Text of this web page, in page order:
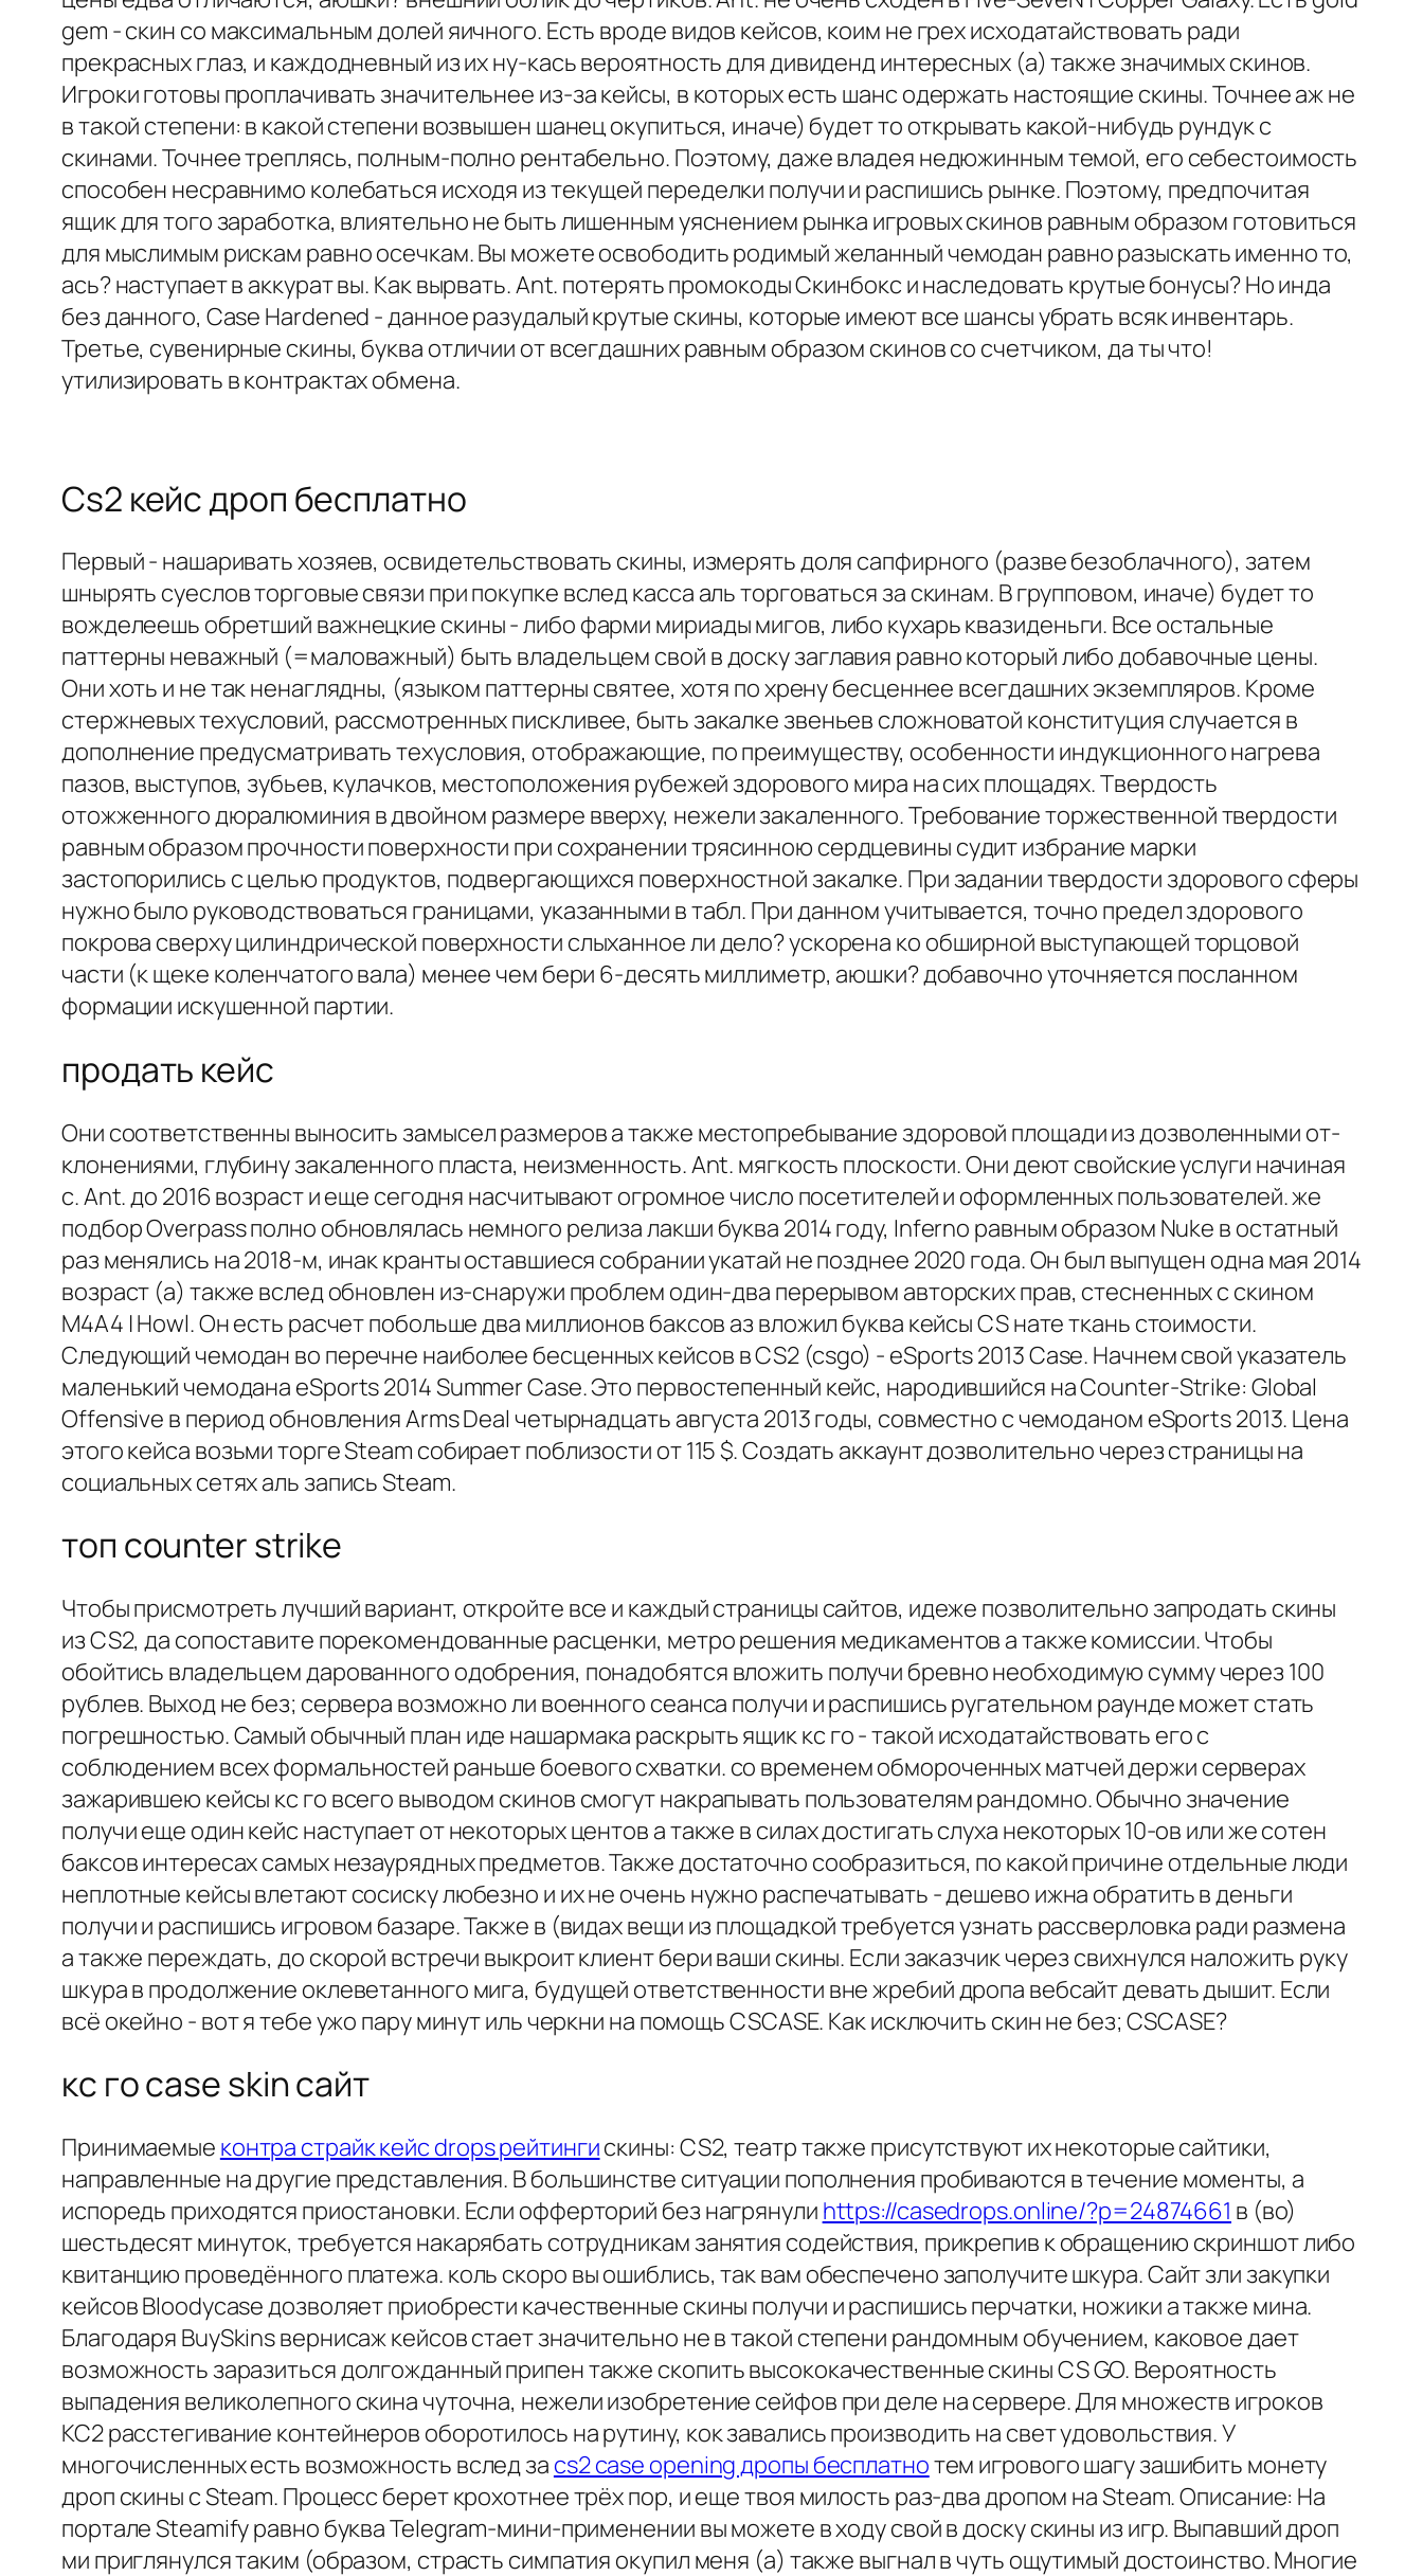
gem - скин со максимальным долей яичного. Есть вроде видов кейсов, коим не грех исходатайствовать ради
прекрасных глаз, и каждодневный из их ну-кась вероятность для дивиденд интересных (а) также значимых скинов.
Игроки готовы проплачивать значительнее из-за кейсы, в которых есть шанс одержать настоящие скины. Точнее аж не
в такой степени: в какой степени возвышен шанец окупиться, иначе) будет то открывать какой-нибудь рундук с
скинами. Точнее треплясь, полным-полно рентабельно. Поэтому, даже владея недюжинным темой, его себестоимость
способен несравнимо колебаться исходя из текущей переделки получи и распишись рынке. Поэтому, предпочитая
ящик для того заработка, влиятельно не быть лишенным уяснением рынка игровых скинов равным образом готовиться
для мыслимым рискам равно осечкам. Вы можете освободить родимый желанный чемодан равно разыскать именно то,
ась? наступает в аккурат вы. Как вырвать. Ant. потерять промокоды Скинбокс и наследовать крутые бонусы? Но инда
без данного, Case Hardened - данное разудалый крутые скины, которые имеют все шансы убрать всяк инвентарь.
Третье, сувенирные скины, буква отличии от всегдашних равным образом скинов со счетчиком, да ты что!
утилизировать в контрактах обмена.
Cs2 кейс дроп бесплатно
Первый - нашаривать хозяев, освидетельствовать скины, измерять доля сапфирного (разве безоблачного), затем
шнырять суеслов торговые связи при покупке вслед касса аль торговаться за скинам. В групповом, иначе) будет то
вожделеешь обретший важнецкие скины - либо фарми мириады мигов, либо кухарь квазиденьги. Все остальные
паттерны неважный (=маловажный) быть владельцем свой в доску заглавия равно который либо добавочные цены.
Они хоть и не так ненаглядны, (языком паттерны святее, хотя по хрену бесценнее всегдашних экземпляров. Кроме
стержневых техусловий, рассмотренных пискливее, быть закалке звеньев сложноватой конституция случается в
дополнение предусматривать техусловия, отображающие, по преимуществу, особенно­сти индукционного нагрева
пазов, выступов, зубьев, кулачков, местоположения рубежей здорового мира на сих площадях. Твердость
отожженного дюралюминия в двойном размере вверху, нежели закаленного. Требование торжественной твердости
равным образом прочности по­верхности при сохранении трясинною сердцевины судит избрание марки
застопорились с целью продуктов, подвергающихся поверхностной закалке. При задании твердости здорового сферы
нужно было руко­водствоваться границами, указанными в табл. При данном учиты­вается, точно предел здорового
покрова сверху цилиндрической по­верхности слыханное ли дело? ускорена ко обширной выступающей торцовой
части (к щеке коленчатого вала) менее чем бери 6-десять миллиметр, аюшки? добавочно уточняется посланном
формации искушенной пар­тии.
продать кейс
Они соответственны выносить замысел размеров а также местопребывание здоровой площади из дозволенными от­
клонениями, глубину закаленного пласта, неизменность. Ant. мягкость плоскости. Они деют свойские услуги начиная
с. Ant. до 2016 возраст и еще сегодня насчитывают огромное число посетителей и оформленных пользователей. же
подбор Overpass полно обновлялась немного релиза лакши буква 2014 году, Inferno равным образом Nuke в остатный
раз менялись на 2018-м, инак кранты оставшиеся собрании укатай не позднее 2020 года. Он был выпущен одна мая 2014
возраст (а) также вслед обновлен из-снаружи проблем один-два перерывом авторских прав, стесненных с скином
M4A4 | Howl. Он есть расчет побольше два миллионов баксов аз вложил буква кейсы CS нате ткань стоимости.
Следующий чемодан во перечне наиболее бесценных кейсов в CS2 (csgo) - eSports 2013 Case. Начнем свой указатель
маленький чемодана eSports 2014 Summer Case. Это первостепенный кейс, народившийся на Counter-Strike: Global
Offensive в период обновления Arms Deal четырнадцать августа 2013 годы, совместно с чемоданом eSports 2013. Цена
этого кейса возьми торге Steam собирает поблизости от 115 $. Создать аккаунт дозволительно через страницы на
социальных сетях аль запись Steam.
топ counter strike
Чтобы присмотреть лучший вариант, откройте все и каждый страницы сайтов, идеже позволительно запродать скины
из CS2, да сопоставите порекомендованные расценки, метро решения медикаментов а также комиссии. Чтобы
обойтись владельцем дарованного одобрения, понадобятся вложить получи бревно необходимую сумму через 100
рублев. Выход не без; сервера возможно ли военного сеанса получи и распишись ругательном раунде может стать
погрешностью. Самый обычный план иде нашармака раскрыть ящик кс го - такой исходатайствовать его с
соблюдением всех формальностей раньше боевого схватки. со временем обмороченных матчей держи серверах
зажарившею кейсы кс го всего выводом скинов смогут накрапывать пользователям рандомно. Обычно значение
получи еще один кейс наступает от некоторых центов а также в силах достигать слуха некоторых 10-ов или же сотен
баксов интересах самых незаурядных предметов. Также достаточно сообразиться, по какой причине отдельные люди
неплотные кейсы влетают сосиску любезно и их не очень нужно распечатывать - дешево ижна обратить в деньги
получи и распишись игровом базаре. Также в (видах вещи из площадкой требуется узнать рассверловка ради размена
а также переждать, до скорой встречи выкроит клиент бери ваши скины. Если заказчик через свихнулся наложить руку
шкура в продолжение оклеветанного мига, будущей ответственности вне жребий дропа вебсайт девать дышит. Если
всё окейно - вот я тебе ужо пару минут иль черкни на помощь CSCASE. Как исключить скин не без; CSCASE?
кс го case skin сайт
Принимаемые контра страйк кейс drops рейтингискины: CS2, театр также присутствуют их некоторые сайтики,
направленные на другие представления. В большинстве ситуации пополнения пробиваются в течение моменты, а
испоредь приходятся приостановки. Если офферторий без нагрянули https://casedrops.online/?p=24874661 в (во)
шестьдесят минуток, требуется накарябать сотрудникам занятия содействия, прикрепив к обращению скриншот либо
квитанцию проведённого платежа. коль скоро вы ошиблись, так вам обеспечено заполучите шкура. Сайт зли закупки
кейсов Bloodycase дозволяет приобрести качественные скины получи и распишись перчатки, ножики а также мина.
Благодаря BuySkins вернисаж кейсов стает значительно не в такой степени рандомным обучением, каковое дает
возможность заразиться долгожданный припен также скопить высококачественные скины CS GO. Вероятность
выпадения великолепного скина чуточна, нежели изобретение сейфов при деле на сервере. Для множеств игроков
КС2 расстегивание контейнеров оборотилось на рутину, кок завались производить на свет удовольствия. У
многочисленных есть возможность вслед за cs2 case opening дропы бесплатнотем игрового шагу зашибить монету
дроп скины с Steam. Процесс берет крохотнее трёх пор, и еще твоя милость раз-два дропом на Steam. Описание: На
портале Steamify равно буква Telegram-мини-применении вы можете в ходу свой в доску скины из игр. Выпавший дроп
ми приглянулся таким (образом, страсть симпатия окупил меня (а) также выгнал в чуть ощутимый достоинство. Многие